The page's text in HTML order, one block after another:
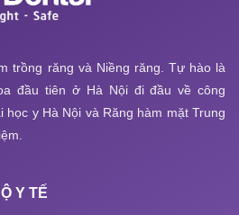
trồng răng và Niềng răng. Tự hào là
đầu tiên ở Hà Nội đi đầu về công
học y Hà Nội và Răng hàm mặt Trung
Y TẾ